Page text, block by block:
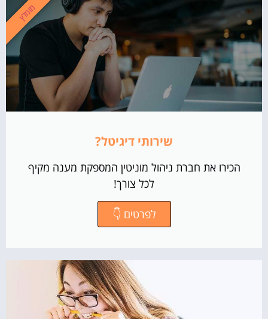
שירותי דיגיטל?
הכירו את חברת ניהול מוניטין המספקת מענה מקיף
לכל צורך!
לפרטים 👇
מומלץ